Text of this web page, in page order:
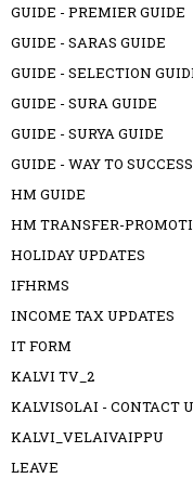
GUIDE - PREMIER GUIDE
GUIDE - SARAS GUIDE
GUIDE - SELECTION
GUIDE - SURA GUIDE
GUIDE - SURYA GUIDE
GUIDE - WAY TO
HM GUIDE
HM TRANSFER-
HOLIDAY UPDATES
IFHRMS
INCOME TAX UPDATES
IT FORM
KALVI TV_2
KALVISOLAI - CONTACT
KALVI_VELAIVAIPPU
LEAVE